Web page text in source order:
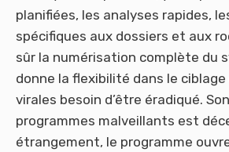
planifiées, les analyses rapides,
spécifiques aux dossiers et aux
sûr la numérisation complète du
donne la flexibilité dans le
virales besoin d’être éradiqué.
programmes malveillants est
étrangement, le programme